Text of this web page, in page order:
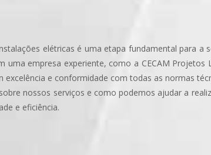
elétricas é uma etapa fundamental para a
uma empresa experiente, como a CECAM Projetos
excelência e conformidade com todas as normas
nossos serviços e como podemos ajudar a
e eficiência.